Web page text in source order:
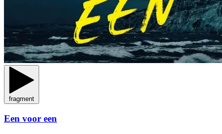
fragment
Een voor een